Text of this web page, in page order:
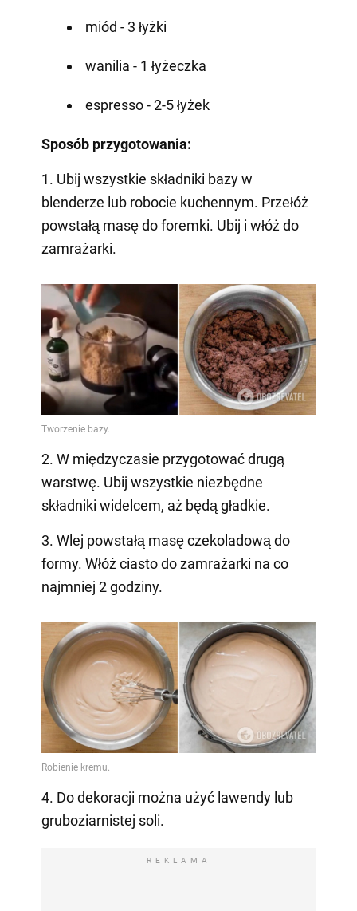
miód - 3 łyżki
wanilia - 1 łyżeczka
espresso - 2-5 łyżek
Sposób przygotowania:
1. Ubij wszystkie składniki bazy w
blenderze lub robocie kuchennym. Przełóż
powstałą masę do foremki. Ubij i włóż do
zamrażarki.
2. W międzyczasie przygotować drugą
warstwę. Ubij wszystkie niezbędne
składniki widelcem, aż będą gładkie.
3. Wlej powstałą masę czekoladową do
formy. Włóż ciasto do zamrażarki na co
najmniej 2 godziny.
4. Do dekoracji można użyć lawendy lub
gruboziarnistej soli.
REKLAMA